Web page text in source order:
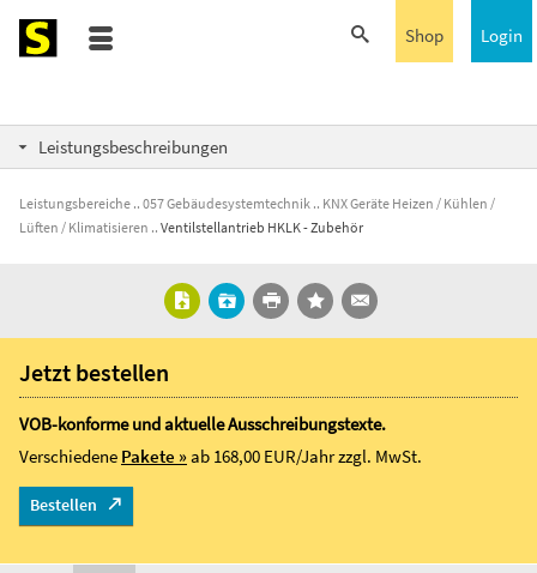
Login
Shop
Leistungsbeschreibungen
Leistungsbereiche 057 Gebäudesystemtechnik
KNX Geräte Heizen / Kühlen /
Lüften / Klimatisieren
Ventilstellantrieb HKLK - Zubehör
Jetzt bestellen
VOB-konforme und aktuelle Ausschreibungstexte.
Verschiedene Pakete »ab 168,00 EUR/Jahrzzgl. MwSt.
Bestellen